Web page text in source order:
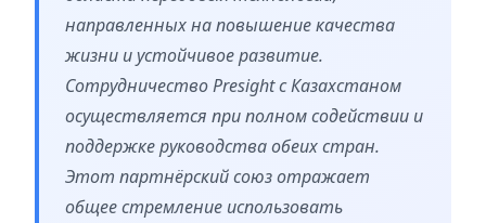
направленных на повышение качества
жизни и устойчивое развитие.
Сотрудничество Presight с Казахстаном
осуществляется при полном содействии и
поддержке руководства обеих стран.
Этот партнёрский союз отражает
общее стремление использовать